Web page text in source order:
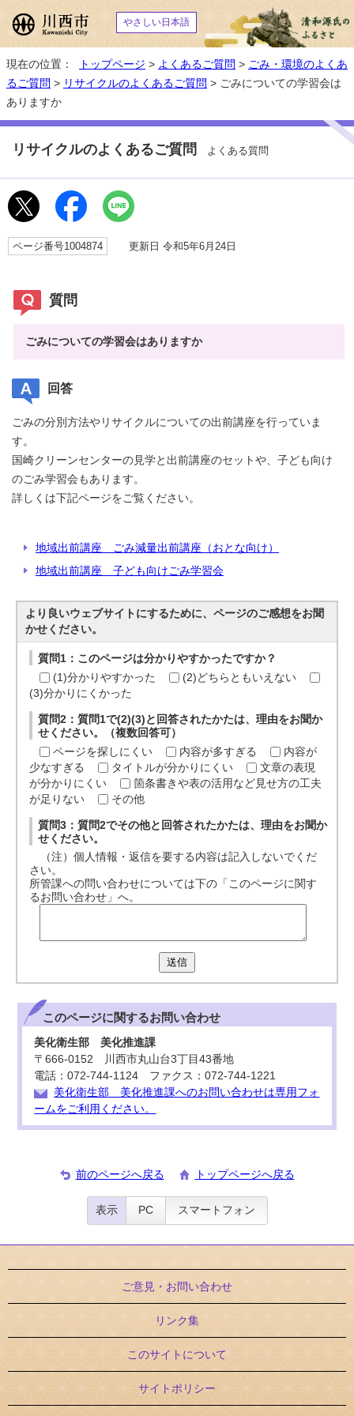
やさしい日本語
現在の位置： トップページ > よくあるご質問 > ごみ・環境のよくあ
るご質問 > リサイクルのよくあるご質問 > ごみについての学習会は
ありますか
リサイクルのよくあるご質問 よくある質問
ページ番号1004874 更新日 令和5年6月24日
質問
ごみについての学習会はありますか
回答
ごみの分別方法やリサイクルについての出前講座を行っていま
す。
国崎クリーンセンターの見学と出前講座のセットや、子ども向け
のごみ学習会もあります。
詳しくは下記ページをご覧ください。
地域出前講座 ごみ減量出前講座（おとな向け）
地域出前講座 子ども向けごみ学習会
より良いウェブサイトにするために、ページのご感想をお聞
かせください。
質問1：このページは分かりやすかったですか？
(1)分かりやすかった
(2)どちらともいえない
(3)分かりにくかった
質問2：質問1で(2)(3)と回答されたかたは、理由をお聞か
せください。（複数回答可）
ページを探しにくい
内容が多すぎる
内容が
少なすぎる
タイトルが分かりにくい
文章の表現
が分かりにくい
箇条書きや表の活用など見せ方の工夫
が足りない
その他
質問3：質問2でその他と回答されたかたは、理由をお聞か
せください。
（注）個人情報・返信を要する内容は記入しないでくだ
さい。
所管課への問い合わせについては下の「このページに関す
るお問い合わせ」へ。
送信
このページに関するお問い合わせ
美化衛生部 美化推進課
〒666-0152 川西市丸山台3丁目43番地
電話：072-744-1124 ファクス：072-744-1221
美化衛生部 美化推進課へのお問い合わせは専用フォ
ームをご利用ください。
前のページへ戻る トップページへ戻る
表示 PC スマートフォン
ご意見・お問い合わせ
リンク集
このサイトについて
サイトポリシー